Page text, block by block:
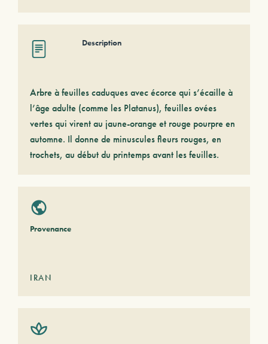
Description
Arbre à feuilles caduques avec écorce qui s’écaille à
l’âge adulte (comme les Platanus), feuilles ovées
vertes qui virent au jaune-orange et rouge pourpre en
automne. Il donne de minuscules fleurs rouges, en
trochets, au début du printemps avant les feuilles.
Provenance
IRAN